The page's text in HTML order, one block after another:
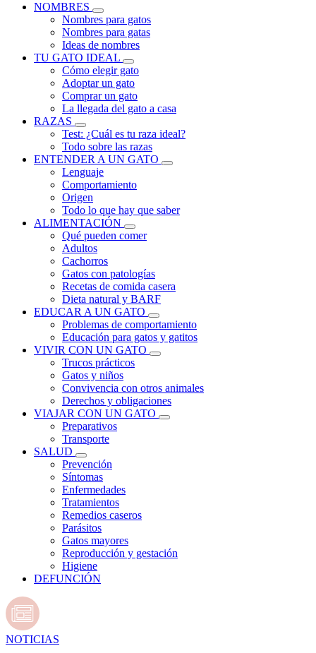
NOMBRES
Nombres para gatos
Nombres para gatas
Ideas de nombres
TU GATO IDEAL
Cómo elegir gato
Adoptar un gato
Comprar un gato
La llegada del gato a casa
RAZAS
Test: ¿Cuál es tu raza ideal?
Todo sobre las razas
ENTENDER A UN GATO
Lenguaje
Comportamiento
Origen
Todo lo que hay que saber
ALIMENTACIÓN
Qué pueden comer
Adultos
Cachorros
Gatos con patologías
Recetas de comida casera
Dieta natural y BARF
EDUCAR A UN GATO
Problemas de comportamiento
Educación para gatos y gatitos
VIVIR CON UN GATO
Trucos prácticos
Gatos y niños
Convivencia con otros animales
Derechos y obligaciones
VIAJAR CON UN GATO
Preparativos
Transporte
SALUD
Prevención
Síntomas
Enfermedades
Tratamientos
Remedios caseros
Parásitos
Gatos mayores
Reproducción y gestación
Higiene
DEFUNCIÓN
NOTICIAS